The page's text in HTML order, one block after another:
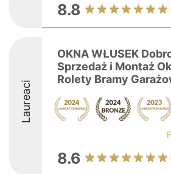
8.8
Laureaci
OKNA WŁUSEK
Sprzedaż i Montaż
Rolety Bramy
8.6